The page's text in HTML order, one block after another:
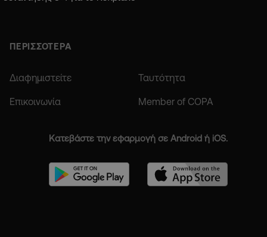
ΠΕΡΙΣΣΟΤΕΡΑ
Διαφημιστείτε Ταυτότητα
Επικοινωνία Member of COPA
Κατεβάστε την εφαρμογή σε Android ή iOS.